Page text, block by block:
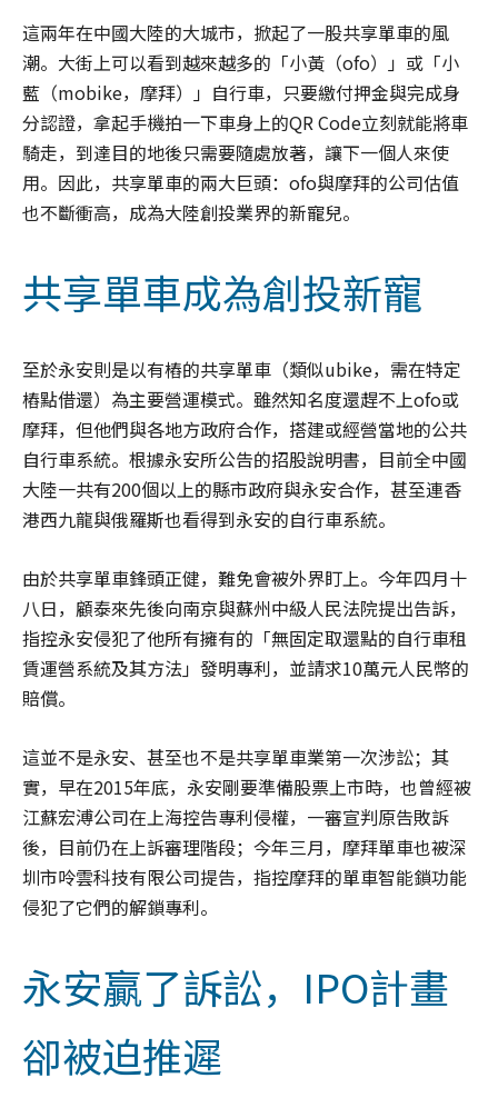
這兩年在中國大陸的大城市，掀起了一股共享單車的風
潮。大街上可以看到越來越多的「小黃（ofo）」或「小
藍（mobike，摩拜）」自行車，只要繳付押金與完成身
分認證，拿起手機拍一下車身上的QR Code立刻就能將車
騎走，到達目的地後只需要隨處放著，讓下一個人來使
用。因此，共享單車的兩大巨頭：ofo與摩拜的公司估值
也不斷衝高，成為大陸創投業界的新寵兒。
共享單車成為創投新寵
至於永安則是以有樁的共享單車（類似ubike，需在特定
樁點借還）為主要營運模式。雖然知名度還趕不上ofo或
摩拜，但他們與各地方政府合作，搭建或經營當地的公共
自行車系統。根據永安所公告的招股說明書，目前全中國
大陸一共有200個以上的縣市政府與永安合作，甚至連香
港西九龍與俄羅斯也看得到永安的自行車系統。
由於共享單車鋒頭正健，難免會被外界盯上。今年四月十
八日，顧泰來先後向南京與蘇州中級人民法院提出告訴，
指控永安侵犯了他所有擁有的「無固定取還點的自行車租
賃運營系統及其方法」發明專利，並請求10萬元人民幣的
賠償。
這並不是永安、甚至也不是共享單車業第一次涉訟；其
實，早在2015年底，永安剛要準備股票上市時，也曾經被
江蘇宏溥公司在上海控告專利侵權，一審宣判原告敗訴
後，目前仍在上訴審理階段；今年三月，摩拜單車也被深
圳市呤雲科技有限公司提告，指控摩拜的單車智能鎖功能
侵犯了它們的解鎖專利。
永安贏了訴訟，IPO計畫
卻被迫推遲